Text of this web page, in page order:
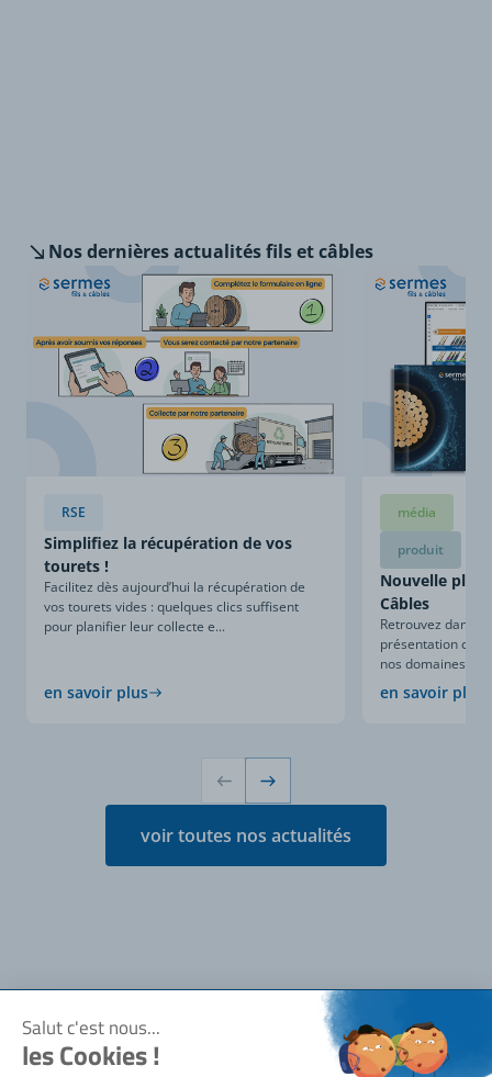
Nos dernièresactualités fils et câbles
RSE
Simplifiez la récupération de vos
tourets !
Facilitez dès aujourd’hui la récupération de
vos tourets vides : quelques clics suffisent
pour planifier leur collecte e...
en savoir plus
média
produit
Nouvelle
Câbles
Retrouvez dans
présentation
nos domaines
en savoir plus
voir toutes nos actualités
Notre société